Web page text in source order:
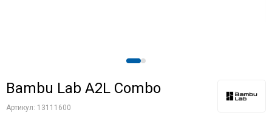
Bambu Lab A2L Combo
Артикул: 13111600